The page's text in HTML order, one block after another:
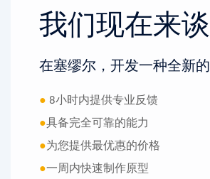
我们现在来
在塞缪尔，开发一种全新
● 8小时内提供专业反馈
●具备完全可靠的能力
●为您提供最优惠的价格
●一周内快速制作原型